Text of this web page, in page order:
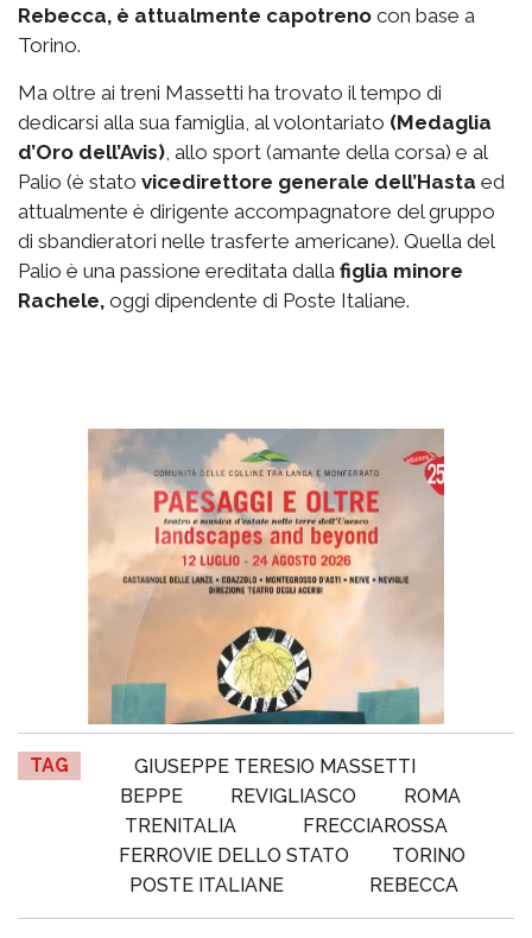
Rebecca, è attualmente capotreno con base a
Torino.
Ma oltre ai treni Massetti ha trovato il tempo di
dedicarsi alla sua famiglia, al volontariato (Medaglia
d’Oro dell’Avis), allo sport (amante della corsa) e al
Palio (è stato vicedirettore generale dell’Hasta ed
attualmente è dirigente accompagnatore del gruppo
di sbandieratori nelle trasferte americane). Quella del
Palio è una passione ereditata dalla figlia minore
Rachele, oggi dipendente di Poste Italiane.
TAG
GIUSEPPE TERESIO MASSETTI
BEPPE
REVIGLIASCO
ROMA
TRENITALIA
FRECCIAROSSA
FERROVIE DELLO STATO
TORINO
POSTE ITALIANE
REBECCA